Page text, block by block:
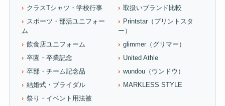
クラスTシャツ・学校行事
スポーツ・部活ユニフォー
ム
飲食店ユニフォーム
卒園・卒業記念
卒部・チーム記念品
結婚式・ブライダル
祭り・イベント用法被
取扱いブランド比較
Printstar（プリントスタ
ー）
glimmer（グリマー）
United Athle
wundou（ウンドウ）
MARKLESS STYLE